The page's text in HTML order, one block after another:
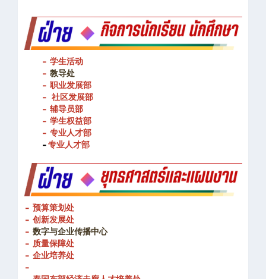
- 学生活动
- 教导处
- 职业发展部
- 社区发展部
- 辅导员部
- 学生权益部
- 专业人才部
-专业人才部
- 预算策划处
- 创新发展处
- 数字与企业传播中心
- 质量保障处
- 企业培养处
-